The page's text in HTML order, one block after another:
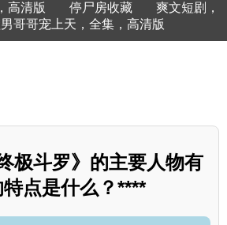
高清版
停尸房收藏
爽文短剧，
哥哥宠上天，全集，高清版
极斗罗》的主要人物有
点是什么？****